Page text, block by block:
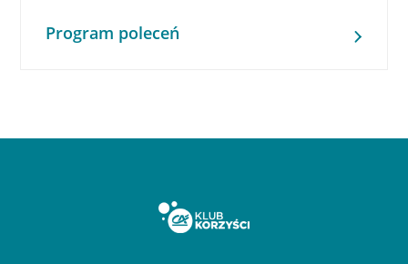
Program poleceń